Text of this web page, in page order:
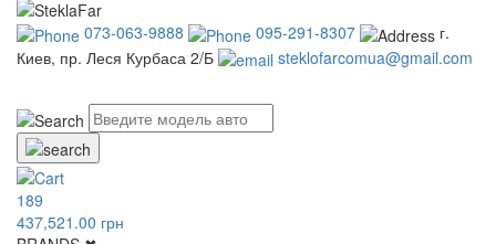
073-063-9888 095-291-8307
г.
Киев, пр. Леся Курбаса 2/Б
steklofarcomua@gmail.com
189
437,521.00 грн